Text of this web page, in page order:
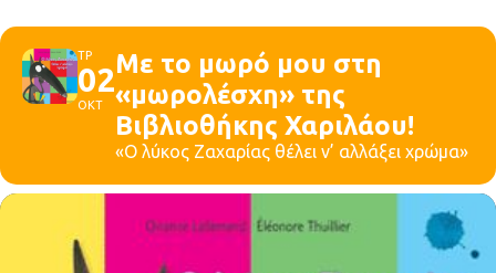
ΤΡ
02
ΟΚΤ
Με το μωρό μου στη
«μωρολέσχη» της
Βιβλιοθήκης Χαριλάου!
«Ο λύκος Ζαχαρίας θέλει ν’ αλλάξει χρώμα»